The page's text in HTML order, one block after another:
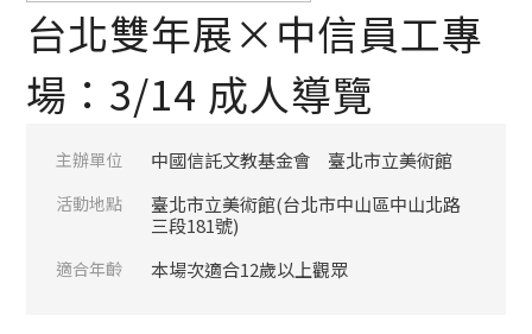
台北雙年展×中信員工專
場：3/14 成人導覽
主辦單位 中國信託文教基金會 臺北市立美術館
活動地點
臺北市立美術館(台北市中山區中山北路
三段181號)
適合年齡 本場次適合12歲以上觀眾